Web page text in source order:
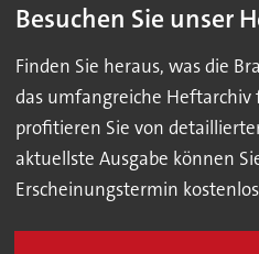
Besuchen Sie unser
Finden Sie heraus, was die
das umfangreiche Heftarchiv
profitieren Sie von
aktuellste Ausgabe können
Erscheinungstermin